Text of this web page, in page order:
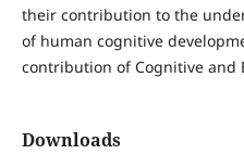
their contribution to the
of human cognitive
contribution of Cognitive and
Downloads